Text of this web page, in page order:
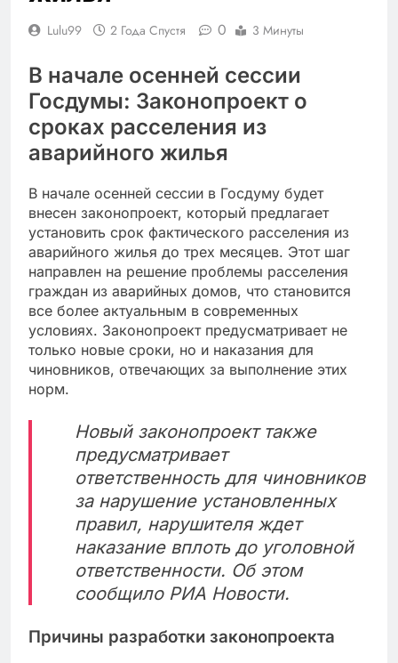
Lulu99 2 Года Спустя 0 3 Минуты
В начале осенней сессии
Госдумы: Законопроект о
сроках расселения из
аварийного жилья
В начале осенней сессии в Госдуму будет
внесен законопроект, который предлагает
установить срок фактического расселения из
аварийного жилья до трех месяцев. Этот шаг
направлен на решение проблемы расселения
граждан из аварийных домов, что становится
все более актуальным в современных
условиях. Законопроект предусматривает не
только новые сроки, но и наказания для
чиновников, отвечающих за выполнение этих
норм.
Новый законопроект также
предусматривает
ответственность для чиновников
за нарушение установленных
правил, нарушителя ждет
наказание вплоть до уголовной
ответственности. Об этом
сообщило РИА Новости.
Причины разработки законопроекта